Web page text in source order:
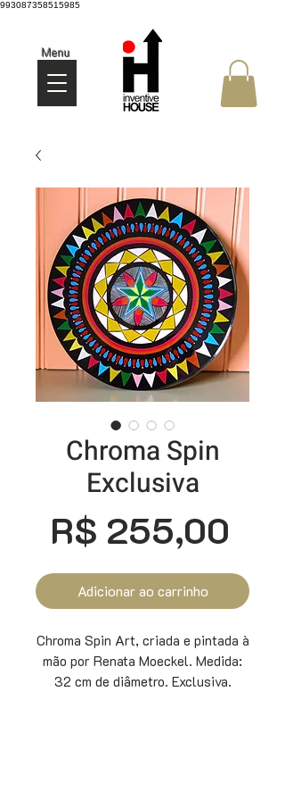
993087358515985
Menu
Chroma Spin
Exclusiva
R$ 255,00
Adicionar ao carrinho
Chroma Spin Art, criada e pintada à
mão por Renata Moeckel. Medida:
32 cm de diâmetro. Exclusiva.